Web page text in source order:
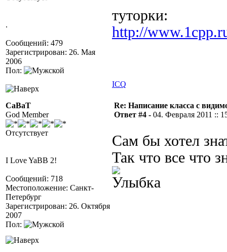
.
Сообщений: 479
Зарегистрирован: 26. Мая
2006
Пол:
туторки:
http://
ICQ
CaBaT
God Member
Отсутствует
I Love YaBB 2!
Сообщений: 718
Местоположение: Санкт-
Петербург
Зарегистрирован: 26. Октября
2007
Пол:
Re: Написание класса с
Ответ #4 - 04. Февраля 2011 ::
Сам бы хотел
Так что все что